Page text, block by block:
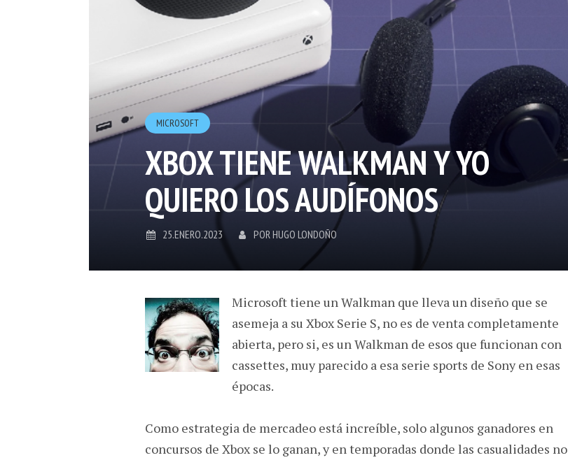
MICROSOFT
XBOX TIENE WALKMAN Y YO
QUIERO LOS AUDÍFONOS
25.ENERO.2023 POR HUGO LONDOÑO
Microsoft tiene un Walkman que lleva un diseño que se
asemeja a su Xbox Serie S, no es de venta completamente
abierta, pero si, es un Walkman de esos que funcionan con
cassettes, muy parecido a esa serie sports de Sony en esas
épocas.
Como estrategia de mercadeo está increíble, solo algunos ganadores en
concursos de Xbox se lo ganan, y en temporadas donde las casualidades no